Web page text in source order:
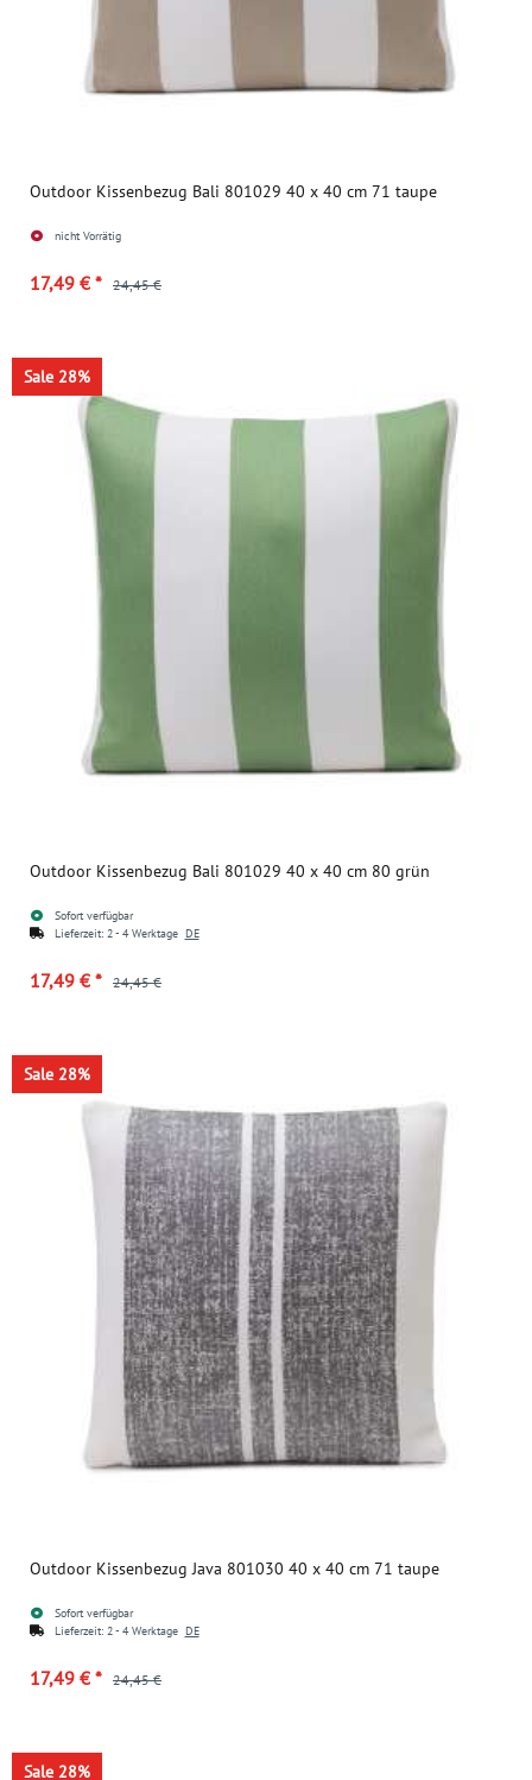
Outdoor Kissenbezug Bali 801029 40 x 40 cm 71 taupe
nicht Vorrätig
17,49 € * 24,45 €
Sale 28%
Outdoor Kissenbezug Bali 801029 40 x 40 cm 80 grün
Sofort verfügbar
Lieferzeit: 2 - 4 Werktage DE
17,49 € * 24,45 €
Sale 28%
Outdoor Kissenbezug Java 801030 40 x 40 cm 71 taupe
Sofort verfügbar
Lieferzeit: 2 - 4 Werktage DE
17,49 € * 24,45 €
Sale 28%